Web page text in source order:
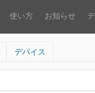
使い方 お知らせ
デバイス